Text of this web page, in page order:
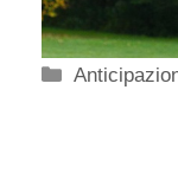
Categorie